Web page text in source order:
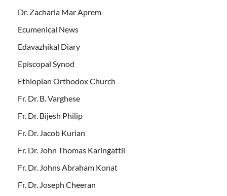
Dr. Zacharia Mar Aprem
Ecumenical News
Edavazhikal Diary
Episcopal Synod
Ethiopian Orthodox Church
Fr. Dr. B. Varghese
Fr. Dr. Bijesh Philip
Fr. Dr. Jacob Kurian
Fr. Dr. John Thomas Karingattil
Fr. Dr. Johns Abraham Konat
Fr. Dr. Joseph Cheeran